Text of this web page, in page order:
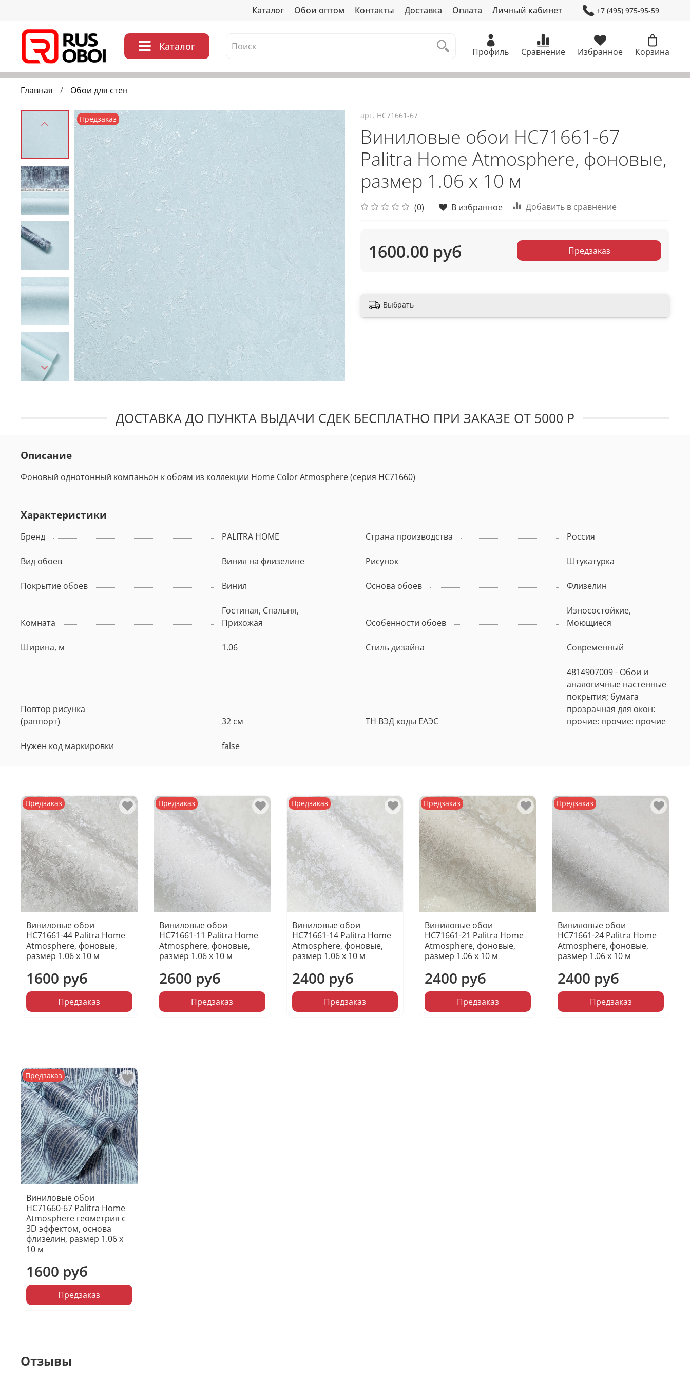
Каталог Обои оптом Контакты Доставка Оплата Личный кабинет +7 (495) 975-95-59
Каталог Профиль Сравнение Избранное Корзина
Главная Обои для стен
Предзаказ арт. HC71661-67
Виниловые обои HC71661-67
Palitra Home Atmosphere, фоновые,
размер 1.06 х 10 м
(0) В избранное Добавить в сравнение
1600.00 руб Предзаказ
Выбрать
ДОСТАВКА ДО ПУНКТА ВЫДАЧИ СДЕК БЕСПЛАТНО ПРИ ЗАКАЗЕ ОТ 5000 Р
Описание
Фоновый однотонный компаньон к обоям из коллекции Home Color Atmosphere (серия HC71660)
Характеристики
Бренд PALITRA HOME Страна производства Россия
Вид обоев Винил на флизелине Рисунок Штукатурка
Покрытие обоев Винил Основа обоев Флизелин
Комната
Гостиная, Спальня,
Прихожая
Особенности обоев
Износостойкие,
Моющиеся
Ширина, м 1.06 Стиль дизайна Современный
Повтор рисунка
(раппорт)
32 см ТН ВЭД коды ЕАЭС
4814907009 - Обои и
аналогичные настенные
покрытия; бумага
прозрачная для окон:
прочие: прочие: прочие
Нужен код маркировки false
Предзаказ
Виниловые обои
HC71661-44 Palitra Home
Atmosphere, фоновые,
размер 1.06 х 10 м
1600 руб
Предзаказ
Предзаказ
Виниловые обои
HC71661-11 Palitra Home
Atmosphere, фоновые,
размер 1.06 х 10 м
2600 руб
Предзаказ
Предзаказ
Виниловые обои
HC71661-14 Palitra Home
Atmosphere, фоновые,
размер 1.06 х 10 м
2400 руб
Предзаказ
Предзаказ
Виниловые обои
HC71661-21 Palitra Home
Atmosphere, фоновые,
размер 1.06 х 10 м
2400 руб
Предзаказ
Предзаказ
Виниловые обои
HC71661-24 Palitra Home
Atmosphere, фоновые,
размер 1.06 х 10 м
2400 руб
Предзаказ
Предзаказ
Виниловые обои
HC71660-67 Palitra Home
Atmosphere геометрия с
3D эффектом, основа
флизелин, размер 1.06 х
10 м
1600 руб
Предзаказ
Отзывы